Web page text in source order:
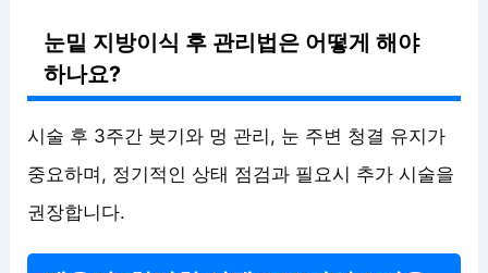
눈밑 지방이식 후 관리법은 어떻게 해야
하나요?
시술 후 3주간 붓기와 멍 관리, 눈 주변 청결 유지가
중요하며, 정기적인 상태 점검과 필요시 추가 시술을
권장합니다.